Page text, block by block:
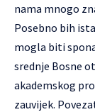
nama mnogo
Posebno bih
mogla biti
srednje Bosne
akademskog
zauvijek.